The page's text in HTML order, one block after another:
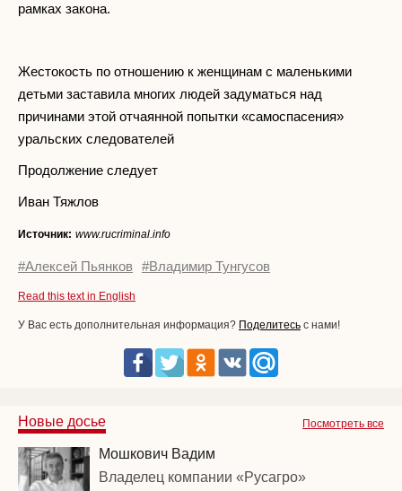
рамках закона.
Жестокость по отношению к женщинам с маленькими
детьми заставила многих людей задуматься над
причинами этой отчаянной попытки «самоспасения»
уральских следователей
Продолжение следует
Иван Тяжлов
Источник: www.rucriminal.info
#Алексей Пьянков #Владимир Тунгусов
Read this text in English
У Вас есть дополнительная информация? Поделитесь с нами!
Посмотреть все
Новые досье
Мошкович Вадим
Владелец компании «Русагро»